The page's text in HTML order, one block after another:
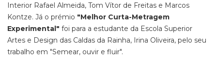
Interior Rafael Almeida, Tom Vítor de Freitas e Marcos
Kontze. Já o prémio "Melhor Curta-Metragem
Experimental" foi para a estudante da Escola Superior
Artes e Design das Caldas da Rainha, Irina Oliveira, pelo seu
trabalho em "Semear, ouvir e fluir".